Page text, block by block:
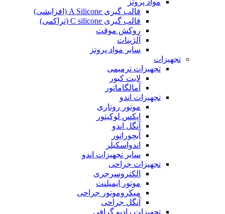
مواد پروتز
قالب گیری A Silicone (افزایشی)
قالب گیری C silicone (تراکمی)
روکش موقت
آلژینات
سایر مواد پروتز
تجهیزات
تجهیزات ترمیمی
لایت کیور
آمالگاماتور
تجهیزات اندو
موتور روتاری
اپکس لوکیتور
آنگل اندو
آبچوراتور
اندواسکیلر
سایر تجهیزات اندو
تجهیزات جراحی
الکتروسرجری
موتور ایمپلنت
میکروموتور جراحی
آنگل جراحی
تجهیزات رادیو گرافی